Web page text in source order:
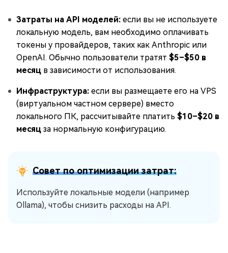
Затраты на API моделей: если вы не используете
локальную модель, вам необходимо оплачивать
токены у провайдеров, таких как Anthropic или
OpenAI. Обычно пользователи тратят $5–$50 в
месяц в зависимости от использования.
Инфраструктура: если вы размещаете его на VPS
(виртуальном частном сервере) вместо
локального ПК, рассчитывайте платить $10–$20 в
месяц за нормальную конфигурацию.
Совет по оптимизации затрат:
Используйте локальные модели (например
Ollama), чтобы снизить расходы на API.